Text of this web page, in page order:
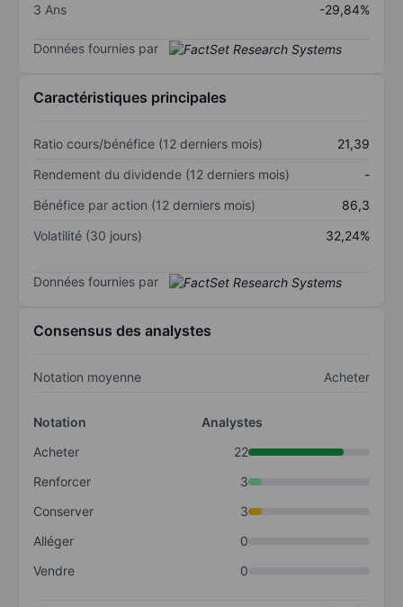
3 Ans
-29,84%
Données fournies par
Caractéristiques principales
Ratio cours/bénéfice (12 derniers mois)
21,39
Rendement du dividende (12 derniers mois)
-
Bénéfice par action (12 derniers mois)
86,3
Volatilité (30 jours)
32,24%
Données fournies par
Consensus des analystes
Notation moyenne Acheter
Notation
Analystes
Acheter
22
Renforcer
3
Conserver
3
Alléger
0
Vendre
0